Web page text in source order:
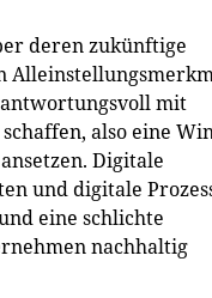
deren zukünftige
mit
also eine
Digitale
und digitale
eine schlichte
nachhaltig